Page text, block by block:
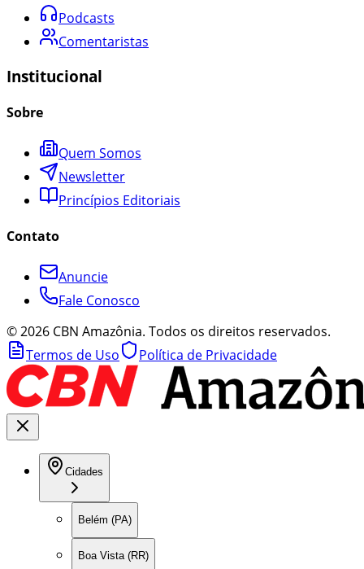
Podcasts
Comentaristas
Institucional
Sobre
Quem Somos
Newsletter
Princípios Editoriais
Contato
Anuncie
Fale Conosco
©2026 CBN Amazônia. Todos os direitos reservados.
Termos de Uso
Política de Privacidade
Cidades
Belém (PA)
Boa Vista (RR)